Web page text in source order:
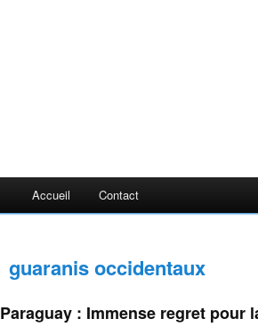
Accueil Contact
guaranis occidentaux
Paraguay : Immense regret pour